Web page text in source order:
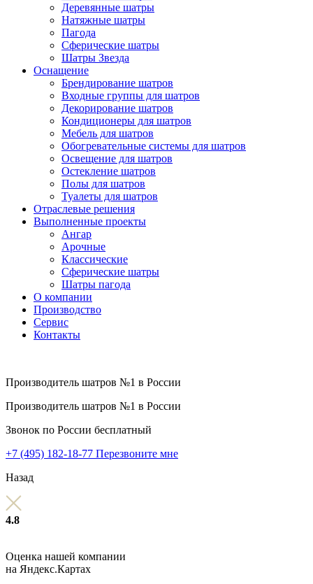
Деревянные шатры
Натяжные шатры
Пагода
Сферические шатры
Шатры Звезда
Оснащение
Брендирование шатров
Входные группы для шатров
Декорирование шатров
Кондиционеры для шатров
Мебель для шатров
Обогревательные системы для шатров
Освещение для шатров
Остекление шатров
Полы для шатров
Туалеты для шатров
Отраслевые решения
Выполненные проекты
Ангар
Арочные
Классические
Сферические шатры
Шатры пагода
О компании
Производство
Сервис
Контакты
Производитель шатров №1 в России
Производитель шатров №1 в России
Звонок по России бесплатный
+7 (495) 182-18-77 Перезвоните мне
Назад
4.8
Оценка нашей компании
на Яндекс.Картах